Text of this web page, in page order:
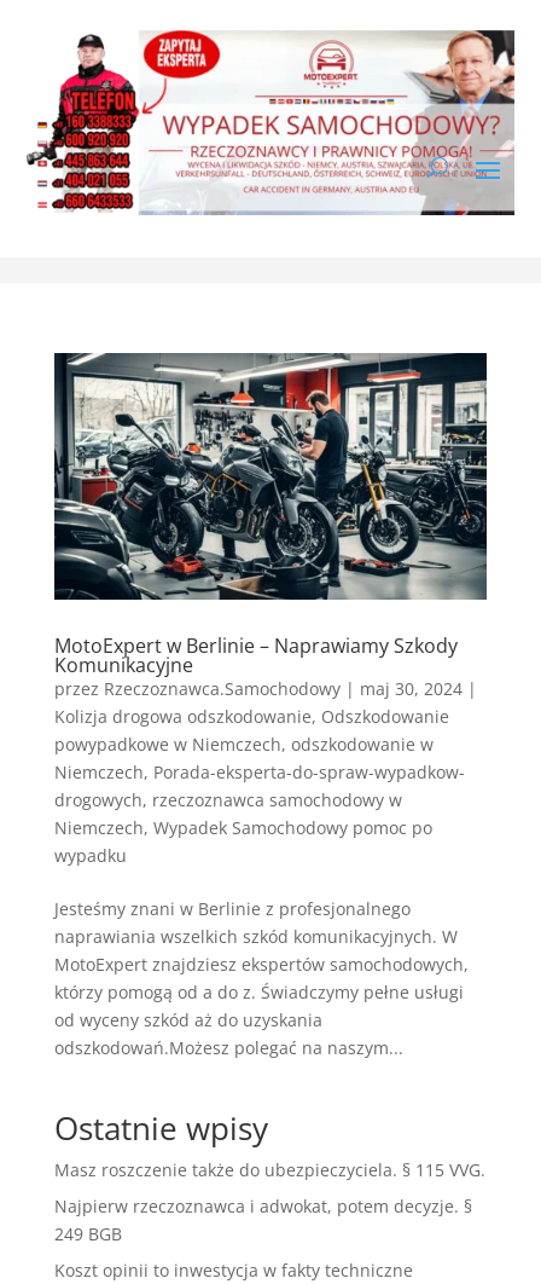
MotoExpert w Berlinie – Naprawiamy Szkody
Komunikacyjne
przez Rzeczoznawca.Samochodowy| maj 30, 2024|
Kolizja drogowa odszkodowanie, Odszkodowanie
powypadkowe w Niemczech, odszkodowanie w
Niemczech, Porada-eksperta-do-spraw-wypadkow-
drogowych, rzeczoznawca samochodowy w
Niemczech, Wypadek Samochodowy pomoc po
wypadku
Jesteśmy znani w Berlinie z profesjonalnego
naprawiania wszelkich szkód komunikacyjnych. W
MotoExpert znajdziesz ekspertów samochodowych,
którzy pomogą od a do z. Świadczymy pełne usługi
od wyceny szkód aż do uzyskania
odszkodowań.Możesz polegać na naszym...
Ostatnie wpisy
Masz roszczenie także do ubezpieczyciela. § 115 VVG.
Najpierw rzeczoznawca i adwokat, potem decyzje. §
249 BGB
Koszt opinii to inwestycja w fakty techniczne